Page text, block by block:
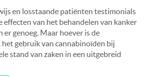
en losstaande patiënten testimonials
effecten van het behandelen van kanker
er genoeg. Maar hoever is de
gebruik van cannabinoïden bij
stand van zaken in een uitgebreid